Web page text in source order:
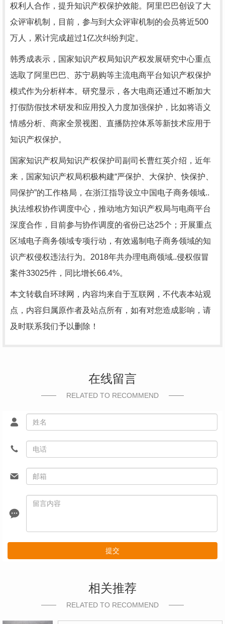
权利人合作，提升知识产权保护效能。阿里巴巴创设了大
众评审机制，目前，参与到大众评审机制的会员将近500
万人，累计完成超过1亿次纠纷判定。
韩秀成表示，国家知识产权局知识产权发展研究中心重点
选取了阿里巴巴、苏宁易购等主流电商平台知识产权保护
模式作为分析样本。研究显示，各大电商还通过不断加大
打假防假技术研发和应用投入力度加强保护，比如将语义
情感分析、商家全景视图、直播防控体系等新技术应用于
知识产权保护。
国家知识产权局知识产权保护司副司长曹红英介绍，近年
来，国家知识产权局积极构建“严保护、大保护、快保护、
同保护”的工作格局，在浙江指导设立中国电子商务领域..
执法维权协作调度中心，推动地方知识产权局与电商平台
深度合作，目前参与协作调度的省份已达25个；开展重点
区域电子商务领域专项行动，有效遏制电子商务领域的知
识产权侵权违法行为。2018年共办理电商领域..侵权假冒
案件33025件，同比增长66.4%。
本文转载自环球网，内容均来自于互联网，不代表本站观
点，内容归属原作者及站点所有，如有对您造成影响，请
及时联系我们予以删除！
在线留言
RELATED TO RECOMMEND
提交
相关推荐
RELATED TO RECOMMEND